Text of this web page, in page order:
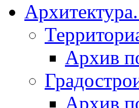
Архив
Архив